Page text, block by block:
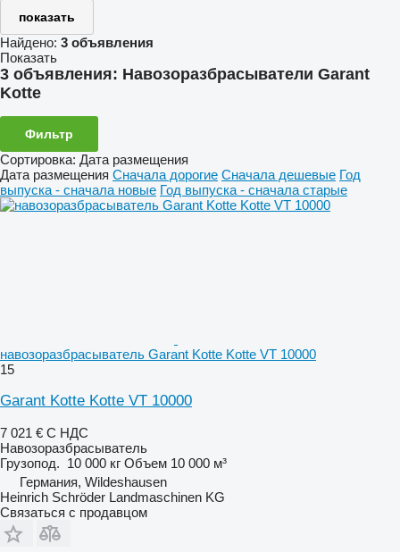
показать
Найдено: 3 объявления
Показать
3 объявления: Навозоразбрасыватели Garant
Kotte
Фильтр
Сортировка: Дата размещения
Дата размещения Сначала дорогие Сначала дешевые Год
выпуска - сначала новые Год выпуска - сначала старые
навозоразбрасыватель Garant Kotte Kotte VT 10000
15
Garant Kotte Kotte VT 10000
7 021 € С НДС
Навозоразбрасыватель
Грузопод. 10 000 кг Объем 10 000 м³
Германия, Wildeshausen
Heinrich Schröder Landmaschinen KG
Связаться с продавцом